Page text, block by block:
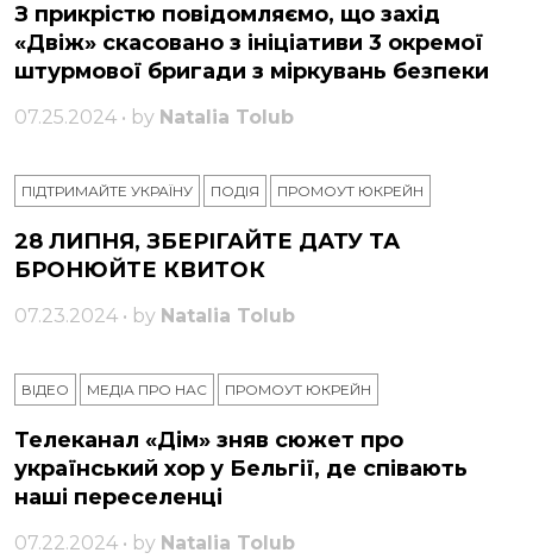
З прикрістю повідомляємо, що захід
«Двіж» скасовано з ініціативи 3 окремої
штурмової бригади з міркувань безпеки
07.25.2024 • by Natalia Tolub
ПІДТРИМАЙТЕ УКРАЇНУ ПОДІЯ ПРОМОУТ ЮКРЕЙН
28 ЛИПНЯ, ЗБЕРІГАЙТЕ ДАТУ ТА
БРОНЮЙТЕ КВИТОК
07.23.2024 • by Natalia Tolub
ВІДЕО МЕДІА ПРО НАС ПРОМОУТ ЮКРЕЙН
Телеканал «Дім» зняв сюжет про
український хор у Бельгії, де співають
наші переселенці
07.22.2024 • by Natalia Tolub